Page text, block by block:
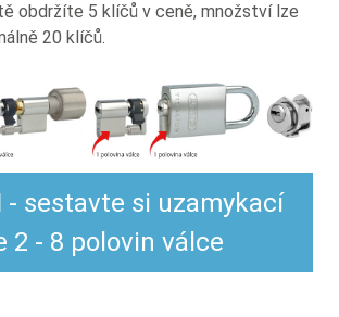
obdržíte 5 klíčů v ceně, množství lze
20 klíčů.
- sestavte si uzamykací
2 - 8 polovin válce